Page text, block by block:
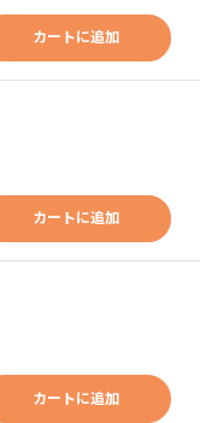
カートに追加
カートに追加
カートに追加